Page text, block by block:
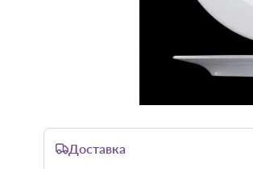
Доставка